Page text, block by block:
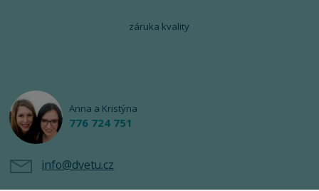
záruka kvality
Anna a Kristýna
776 724 751
info@dvetu.cz